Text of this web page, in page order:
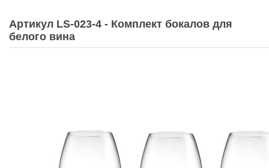
Артикул LS-023-4 - Комплект бокалов для
белого вина